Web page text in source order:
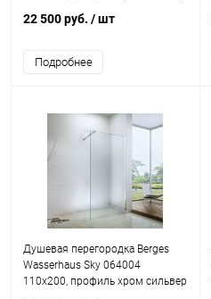
22 500 руб. / шт
Подробнее
Душевая перегородка Berges
Wasserhaus Sky 064004
110x200, профиль хром сильвер